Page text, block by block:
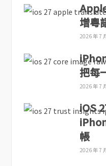
增粵
2026 年 7
把每
2026 年 7
iOS
帳
2026 年 7